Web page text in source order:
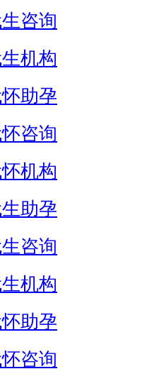
咨询
机构
助孕
咨询
机构
助孕
咨询
机构
助孕
咨询